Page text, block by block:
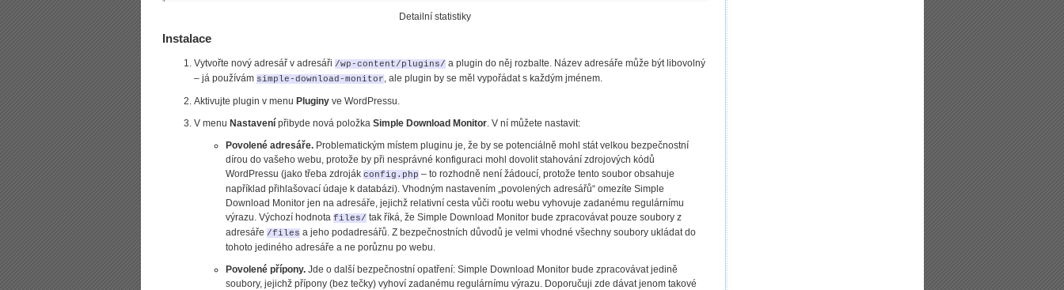
Detailní statistiky
Instalace
Vytvořte nový adresář v adresáři /wp-content/plugins/a plugin do něj rozbalte. Název adresáře může být libovolný
– já používám simple-download-monitor, ale plugin by se měl vypořádat s každým jménem.
Aktivujte plugin v menu Pluginyve WordPressu.
V menu Nastavenípřibyde nová položka Simple Download Monitor. V ní můžete nastavit:
Povolené adresáře.Problematickým místem pluginu je, že by se potenciálně mohl stát velkou bezpečnostní
dírou do vašeho webu, protože by při nesprávné konfiguraci mohl dovolit stahování zdrojových kódů
WordPressu (jako třeba zdroják config.php– to rozhodně není žádoucí, protože tento soubor obsahuje
například přihlašovací údaje k databázi). Vhodným nastavením „povolených adresářů“ omezíte Simple
Download Monitor jen na adresáře, jejichž relativní cesta vůči rootu webu vyhovuje zadanému regulárnímu
výrazu. Výchozí hodnota files/tak říká, že Simple Download Monitor bude zpracovávat pouze soubory z
adresáře /filesa jeho podadresářů. Z bezpečnostních důvodů je velmi vhodné všechny soubory ukládat do
tohoto jediného adresáře a ne porůznu po webu.
Povolené přípony.Jde o další bezpečnostní opatření: Simple Download Monitor bude zpracovávat jedině
soubory, jejichž přípony (bez tečky) vyhoví zadanému regulárnímu výrazu. Doporučuji zde dávat jenom takové